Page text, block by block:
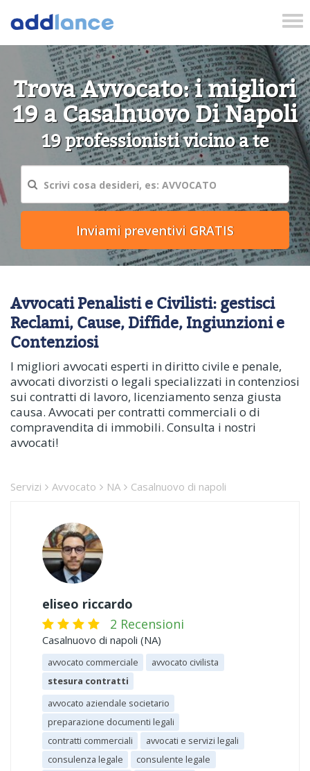
Trova Avvocato: i migliori
19 a Casalnuovo Di Napoli
19 professionisti vicino a te
Avvocati Penalisti e Civilisti: gestisci
Reclami, Cause, Diffide, Ingiunzioni e
Contenziosi
I migliori avvocati esperti in diritto civile e penale,
avvocati divorzisti o legali specializzati in contenziosi
sui contratti di lavoro, licenziamento senza giusta
causa. Avvocati per contratti commerciali o di
compravendita di immobili. Consulta i nostri
avvocati!
Servizi Avvocato NA Casalnuovo di napoli
eliseo riccardo
2 Recensioni
Casalnuovo di napoli (NA)
avvocato commerciale
avvocato civilista
stesura contratti
avvocato aziendale societario
preparazione documenti legali
contratti commerciali
avvocati e servizi legali
consulenza legale
consulente legale